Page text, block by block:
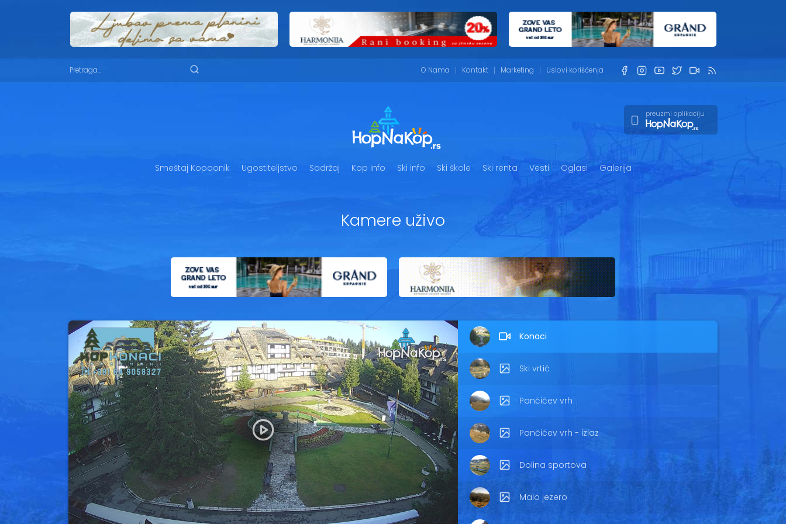
O Nama Kontakt Marketing Uslovi korišćenja
preuzmi aplikaciju
Smeštaj Kopaonik Ugostiteljstvo Sadržaj Kop Info Ski info Ski škole Ski renta Vesti Oglasi Galerija
Kamere uživo
Konaci
Ski vrtić
Pančićev vrh
Pančićev vrh - izlaz
Dolina sportova
Malo jezero